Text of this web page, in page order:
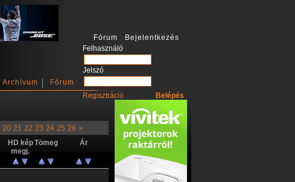
Fórum Bejelentkezés
Felhasználó
Jelszó
Regisztráció
Archívum Fórum
20 21 22 23 24 25 26 »
HD kép
megj.
Tömeg Ár